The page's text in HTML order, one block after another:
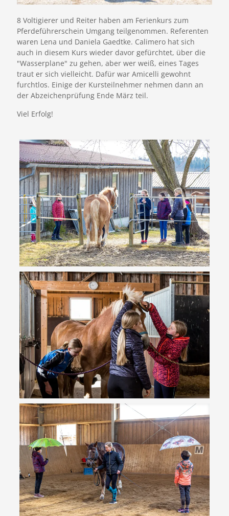
8 Voltigierer und Reiter haben am Ferienkurs zum
Pferdeführerschein Umgang teilgenommen. Referenten
waren Lena und Daniela Gaedtke. Calimero hat sich
auch in diesem Kurs wieder davor gefürchtet, über die
"Wasserplane" zu gehen, aber wer weiß, eines Tages
traut er sich vielleicht. Dafür war Amicelli gewohnt
furchtlos. Einige der Kursteilnehmer nehmen dann an
der Abzeichenprüfung Ende März teil.
Viel Erfolg!